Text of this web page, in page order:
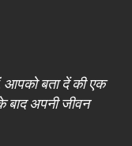
आपको बता दें की एक
बाद अपनी जीवन